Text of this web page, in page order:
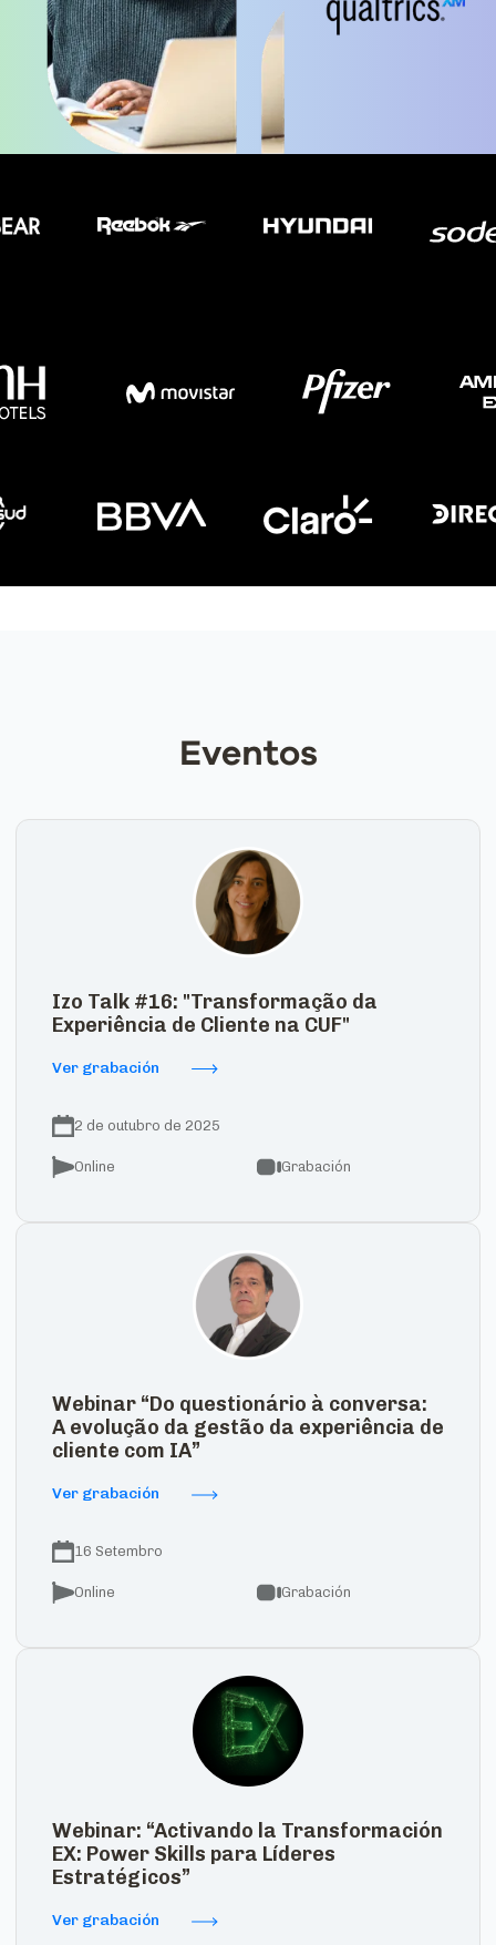
Eventos
Izo Talk #16: "Transformação da
Experiência de Cliente na CUF"
Ver grabación
2 de outubro de 2025
Online Grabación
Webinar “Do questionário à conversa:
A evolução da gestão da experiência de
cliente com IA”
Ver grabación
16 Setembro
Online Grabación
Webinar: “Activando la Transformación
EX: Power Skills para Líderes
Estratégicos”
Ver grabación